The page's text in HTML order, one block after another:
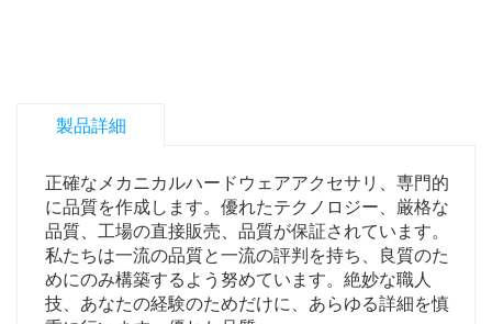
製品詳細
正確なメカニカルハードウェアアクセサリ、専門的
に品質を作成します。優れたテクノロジー、厳格な
品質、工場の直接販売、品質が保証されています。
私たちは一流の品質と一流の評判を持ち、良質のた
めにのみ構築するよう努めています。絶妙な職人
技、あなたの経験のためだけに、あらゆる詳細を慎